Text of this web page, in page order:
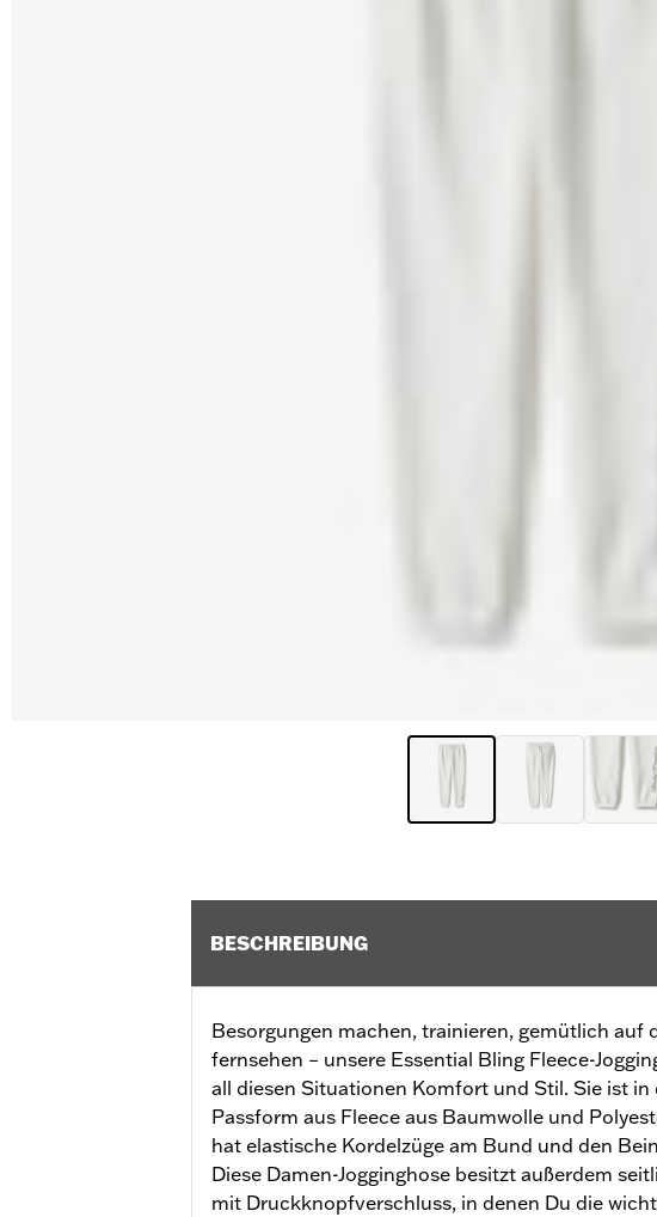
BESCHREIBUNG
Besorgungen machen, trainieren, gemütlich auf
fernsehen – unsere Essential Bling Fleece-
all diesen Situationen Komfort und Stil. Sie ist
Passform aus Fleece aus Baumwolle und
hat elastische Kordelzüge am Bund und den
Diese Damen-Jogginghose besitzt außerdem
mit Druckknopfverschluss, in denen Du die